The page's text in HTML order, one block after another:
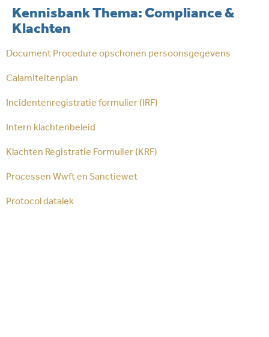
Kennisbank Thema:Compliance &
Klachten
Document Procedure opschonen persoonsgegevens
Calamiteitenplan
Incidentenregistratie formulier (IRF)
Intern klachtenbeleid
Klachten Registratie Formulier (KRF)
Processen Wwft en Sanctiewet
Protocol datalek